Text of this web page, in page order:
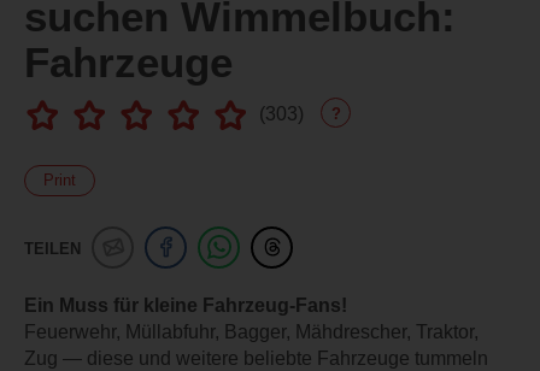
suchen Wimmelbuch:
Fahrzeuge
(303) ?
Print
TEILEN
Ein Muss für kleine Fahrzeug-Fans!
Feuerwehr, Müllabfuhr, Bagger, Mähdrescher, Traktor,
Zug ― diese und weitere beliebte Fahrzeuge tummeln